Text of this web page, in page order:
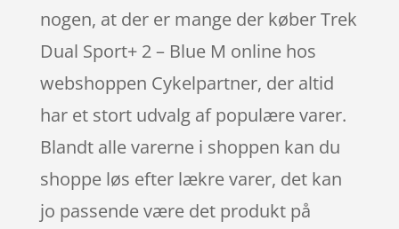
nogen, at der er mange der køber Trek
Dual Sport+ 2 – Blue M online hos
webshoppen Cykelpartner, der altid
har et stort udvalg af populære varer.
Blandt alle varerne i shoppen kan du
shoppe løs efter lækre varer, det kan
jo passende være det produkt på